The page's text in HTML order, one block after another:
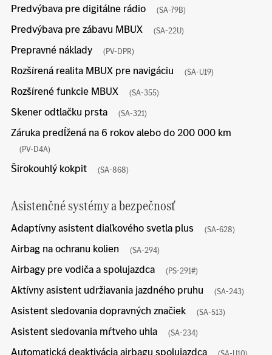
Predvýbava pre digitálne rádio (SA-79B)
Predvýbava pre zábavu MBUX (SA-22U)
Prepravné náklady (PV-DPR)
Rozšírená realita MBUX pre navigáciu (SA-U19)
Rozšírené funkcie MBUX (SA-355)
Skener odtlačku prsta (SA-321)
Záruka predĺžená na 6 rokov alebo do 200 000 km
(PV-D4A)
Širokouhlý kokpit (SA-868)
Asistenčné systémy a bezpečnosť
Adaptívny asistent diaľkového svetla plus (SA-628)
Airbag na ochranu kolien (SA-294)
Airbagy pre vodiča a spolujazdca (PS-291#)
Aktívny asistent udržiavania jazdného pruhu (SA-243)
Asistent sledovania dopravných značiek (SA-513)
Asistent sledovania mŕtveho uhla (SA-234)
Automatická deaktivácia airbagu spolujazdca